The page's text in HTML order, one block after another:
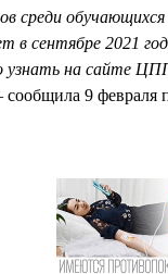
среди
в сентябре 2021
на сайте
сообщила 9 февраля